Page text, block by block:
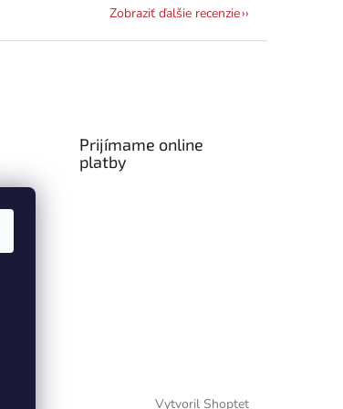
Zobraziť ďalšie recenzie
Prijímame online
platby
Vytvoril Shoptet